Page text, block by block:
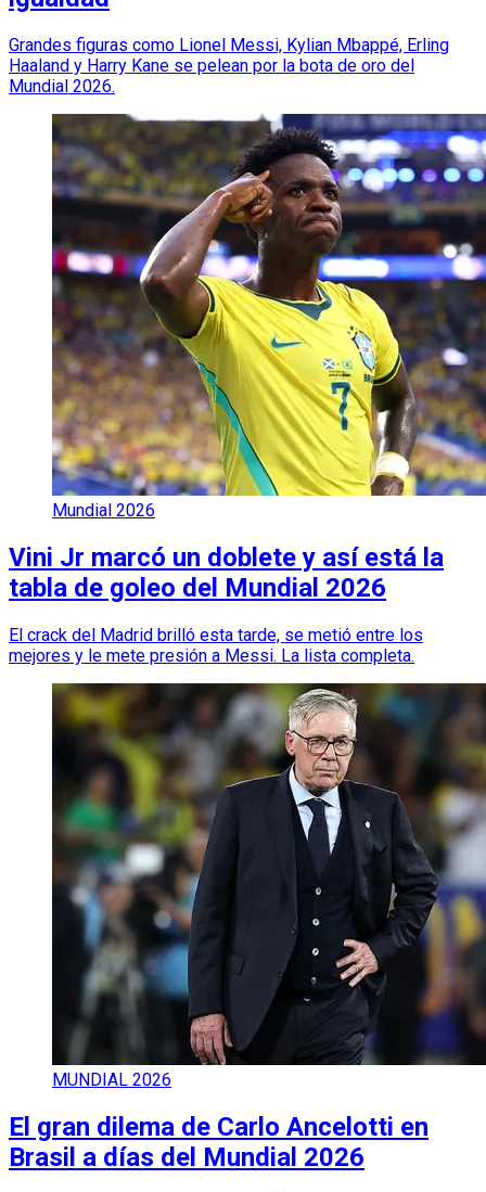
Grandes figuras como Lionel Messi, Kylian Mbappé, Erling
Haaland y Harry Kane se pelean por la bota de oro del
Mundial 2026.
Mundial 2026
Vini Jr marcó un doblete y así está la
tabla de goleo del Mundial 2026
El crack del Madrid brilló esta tarde, se metió entre los
mejores y le mete presión a Messi. La lista completa.
MUNDIAL 2026
El gran dilema de Carlo Ancelotti en
Brasil a días del Mundial 2026